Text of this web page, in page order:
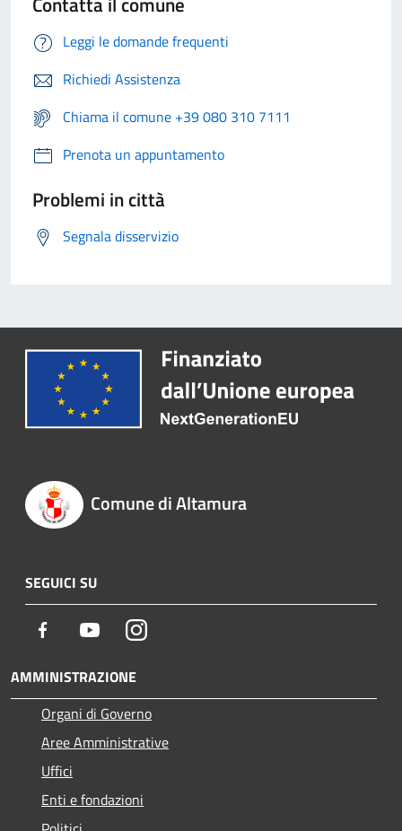
Leggi le domande frequenti
Richiedi Assistenza
Chiama il comune +39 080 310 7111
Prenota un appuntamento
Problemi in città
Segnala disservizio
Comune di Altamura
SEGUICI SU
Facebook YoutubeInstagram
AMMINISTRAZIONE
Organi di Governo
Aree Amministrative
Uffici
Enti e fondazioni